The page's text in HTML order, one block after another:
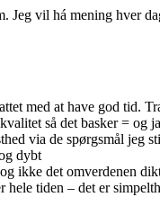
Jeg vil há mening hver
med at have god tid.
så det basker =
via de spørgsmål
dybt
ikke det omverdenen
tiden – det er